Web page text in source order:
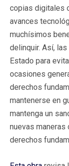
copias digitales
avances
muchísimos
delinquir. Así,
Estado para
ocasiones
derechos
mantenerse en
mantenga un
nuevas
derechos